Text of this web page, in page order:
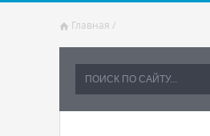
Главная /